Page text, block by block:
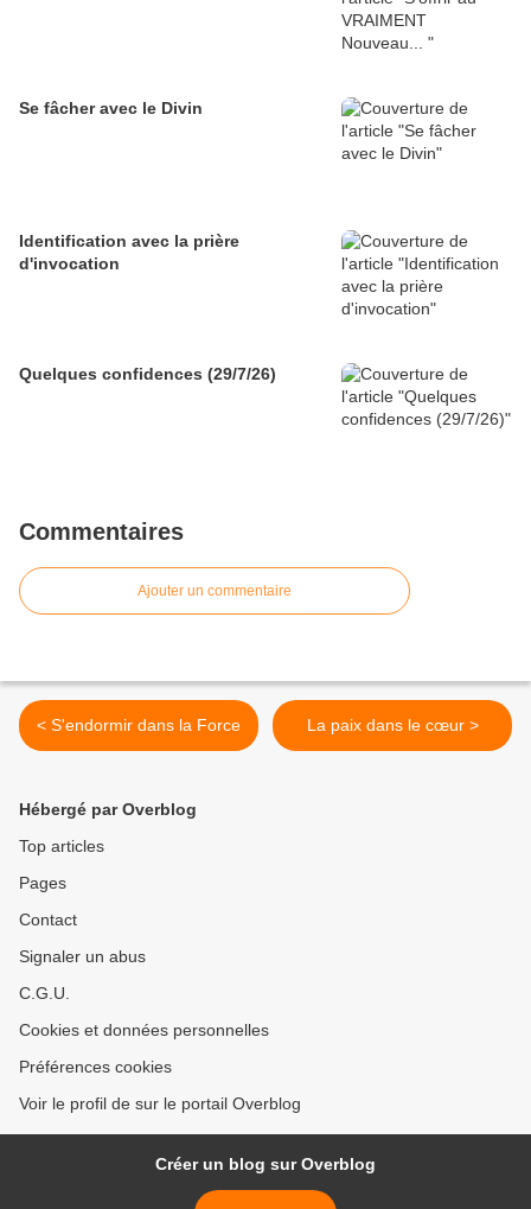
Se fâcher avec le Divin
Identification avec la prière
d'invocation
Quelques confidences (29/7/26)
Commentaires
Ajouter un commentaire
< S'endormir dans la Force La paix dans le cœur >
Hébergé par Overblog
Top articles
Pages
Contact
Signaler un abus
C.G.U.
Cookies et données personnelles
Préférences cookies
Voir le profil de sur le portail Overblog
Créer un blog sur Overblog